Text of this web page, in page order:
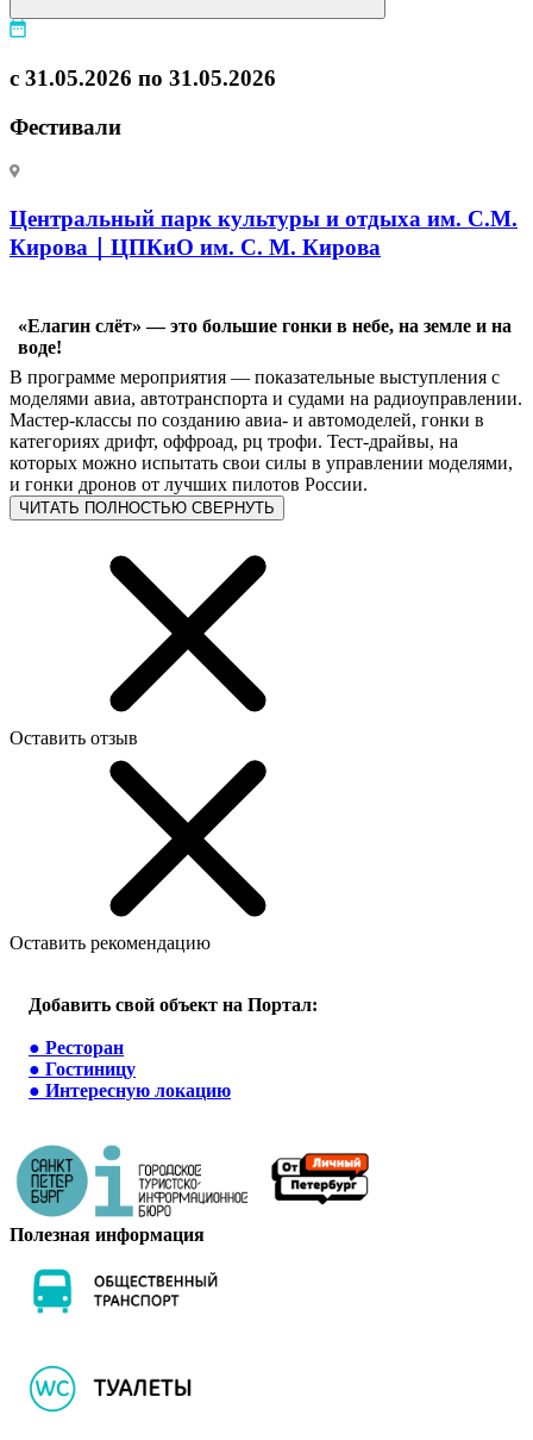
с 31.05.2026 по 31.05.2026
Фестивали
Центральный парк культуры и отдыха им. С.М.
Кирова｜ЦПКиО им. С. М. Кирова
«Елагин слёт» — это большие гонки в небе, на земле и на
воде!
В программе мероприятия — показательные выступления с
моделями авиа, автотранспорта и судами на радиоуправлении.
Мастер-классы по созданию авиа- и автомоделей, гонки в
категориях дрифт, оффроад, рц трофи. Тест-драйвы, на
которых можно испытать свои силы в управлении моделями,
и гонки дронов от лучших пилотов России.
ЧИТАТЬ ПОЛНОСТЬЮ СВЕРНУТЬ
Оставить отзыв
Оставить рекомендацию
Добавить свой объект на Портал:
● Ресторан
● Гостиницу
● Интересную локацию
Полезная информация